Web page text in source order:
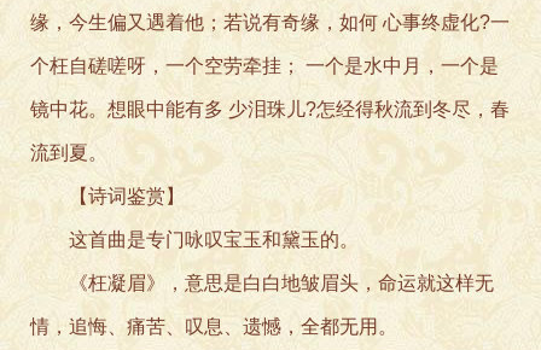
缘，今生偏又遇着他；若说有奇缘，如何 心事终虚化?一
个枉自磋嗟呀，一个空劳牵挂； 一个是水中月，一个是
镜中花。想眼中能有多 少泪珠儿?怎经得秋流到冬尽，春
流到夏。
【诗词鉴赏】
这首曲是专门咏叹宝玉和黛玉的。
《枉凝眉》，意思是白白地皱眉头，命运就这样无
情，追悔、痛苦、叹息、遗憾，全都无用。